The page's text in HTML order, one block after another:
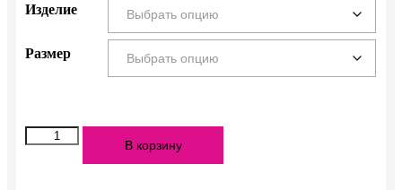
Изделие
Размер
Количество
Guitars
В корзину